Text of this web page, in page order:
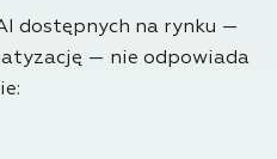
dostępnych na rynku —
— nie odpowiada